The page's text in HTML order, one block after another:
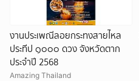
งานประเพณีลอยกระทงสายไหล
ประทีป ๑๐๐๐ ดวง จังหวัดตาก
ประจำปี 2568
Amazing Thailand